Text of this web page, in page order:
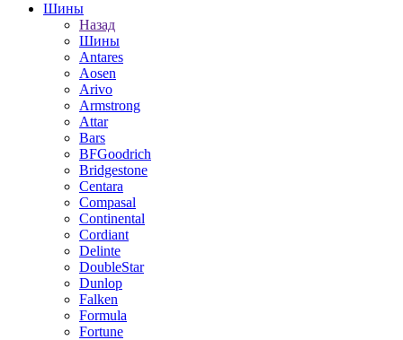
Шины
Назад
Шины
Antares
Aosen
Arivo
Armstrong
Attar
Bars
BFGoodrich
Bridgestone
Centara
Compasal
Continental
Cordiant
Delinte
DoubleStar
Dunlop
Falken
Formula
Fortune